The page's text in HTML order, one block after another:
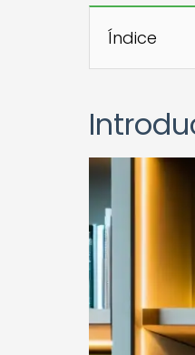
Índice